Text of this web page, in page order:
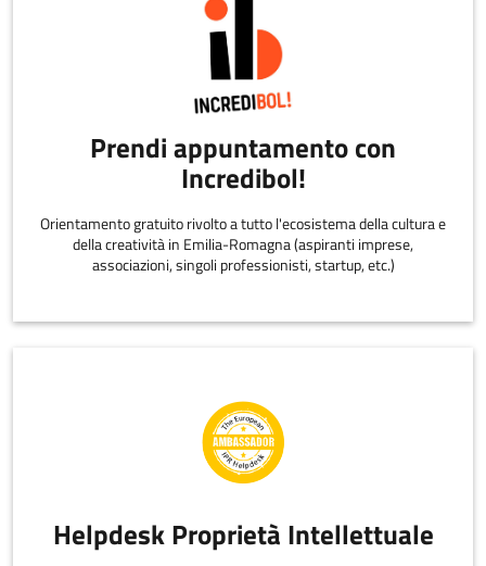
Prendi appuntamento con
Incredibol!
Orientamento gratuito rivolto a tutto l'ecosistema della cultura e
della creatività in Emilia-Romagna (aspiranti imprese,
associazioni, singoli professionisti, startup, etc.)
Helpdesk Proprietà Intellettuale